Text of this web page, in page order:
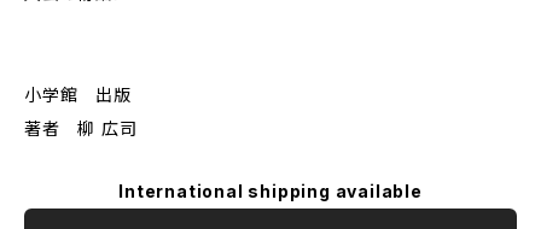
小学館 出版
著者 柳 広司
International shipping available